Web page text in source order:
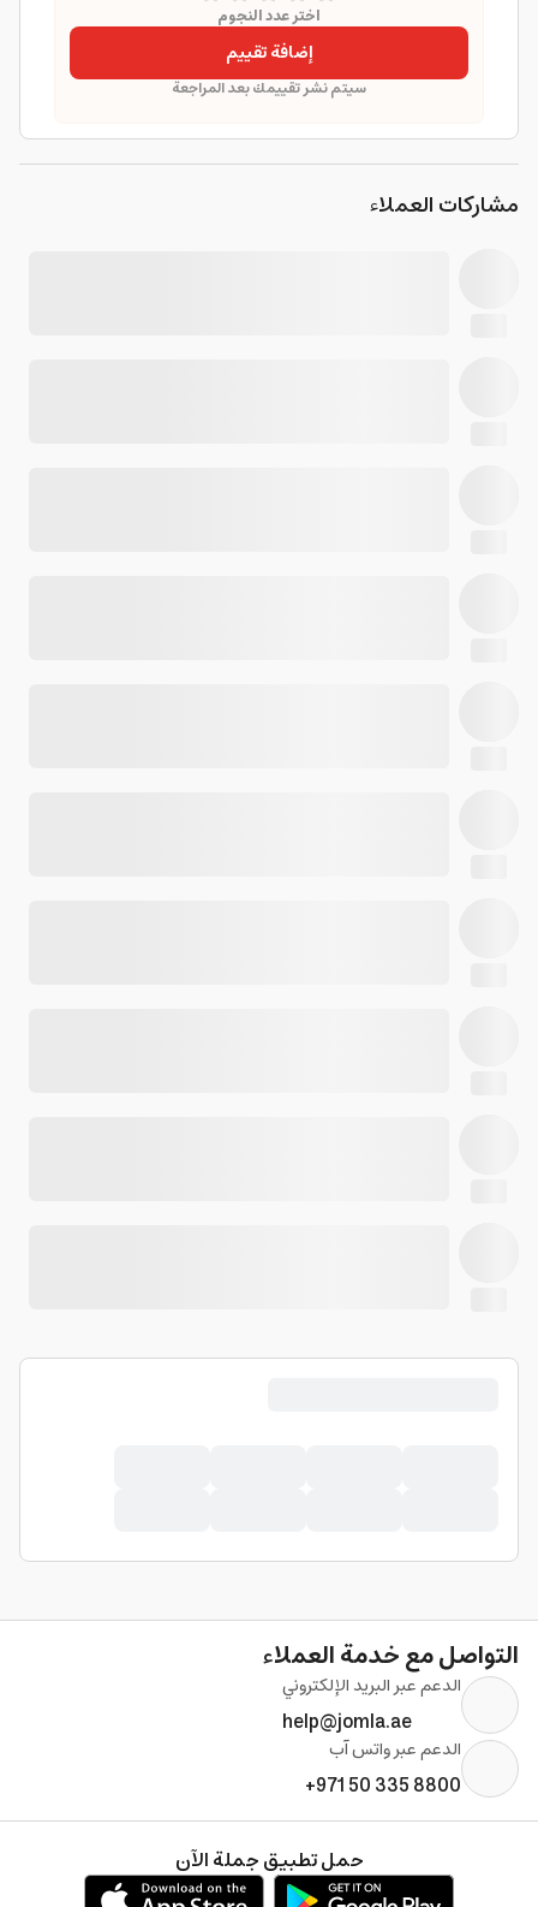
اختر عدد النجوم
إضافة تقييم
سيتم نشر تقييمك بعد المراجعة
مشاركات العملاء
التواصل مع خدمة العملاء
الدعم عبر البريد الإلكتروني
help@jomla.ae
الدعم عبر واتس آب
+971 50 335 8800
حمل تطبيق جملة الآن